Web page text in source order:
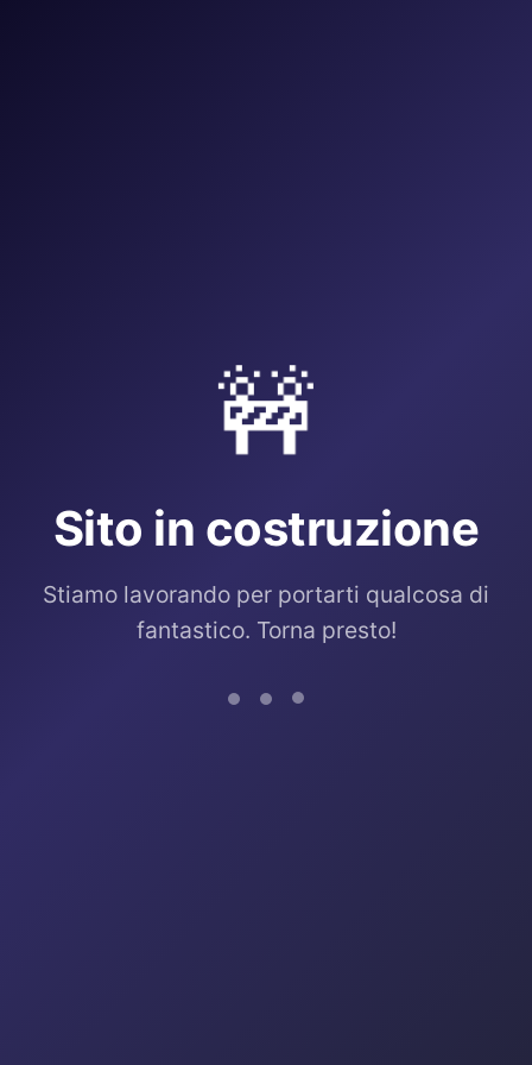
🚧
Sito in costruzione
Stiamo lavorando per portarti qualcosa di
fantastico. Torna presto!